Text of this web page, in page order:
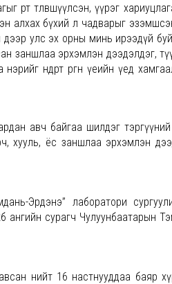
төлөвшүүлсэн, үүрэг
алхах бүхий л чадварыг
улс эх орны минь ирээдүй
заншлаа эрхэмлэн дээдэлдэг,
өндөрт өргөн үеийн үед
авч байгаа шилдэг
хууль, ёс заншлаа эрхэмлэн
Эрдэнэ” лаборатори
сурагч Чулуунбаатарын
нийт 16 настнууддаа баяр